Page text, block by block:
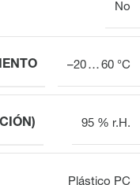
No
–20 … 60 °C
95 % r.H.
Plástico PC